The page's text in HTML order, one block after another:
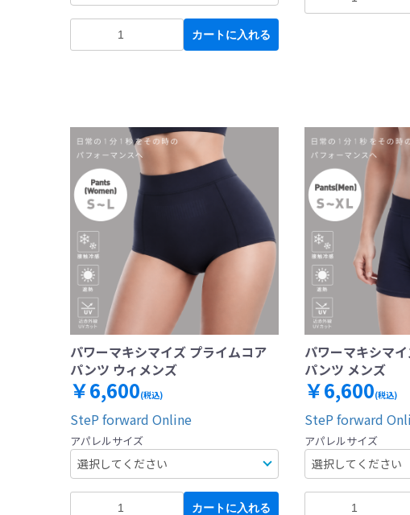
カートに入れる
パワーマキシマイズ プライムコア
パンツ ウィメンズ
￥6,600(税込)
SteP forward Online
アパレルサイズ
カートに入れる
パワーマキシマ
パンツ メンズ
￥6,600(税込)
SteP forward
アパレルサイズ